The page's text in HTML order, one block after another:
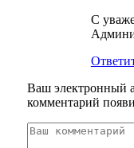
С
Ваш электронный
комментарий